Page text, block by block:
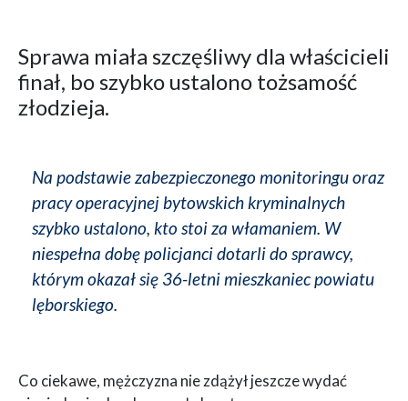
Sprawa miała szczęśliwy dla właścicieli
finał, bo szybko ustalono tożsamość
złodzieja.
Na podstawie zabezpieczonego monitoringu oraz
pracy operacyjnej bytowskich kryminalnych
szybko ustalono, kto stoi za włamaniem. W
niespełna dobę policjanci dotarli do sprawcy,
którym okazał się 36-letni mieszkaniec powiatu
lęborskiego.
Co ciekawe, mężczyzna nie zdążył jeszcze wydać